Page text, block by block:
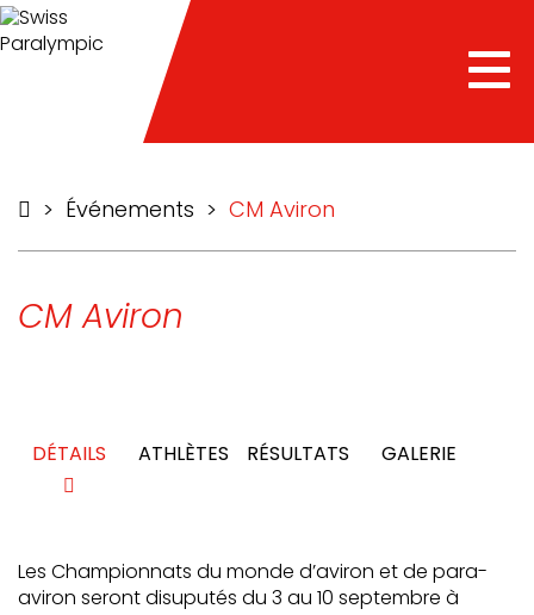
> Événements > CM Aviron
CM Aviron
DÉTAILS ATHLÈTES RÉSULTATS GALERIE
Les Championnats du monde d’aviron et de para-
aviron seront disuputés du 3 au 10 septembre à